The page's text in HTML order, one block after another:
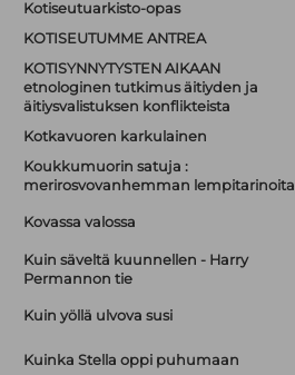
Kotiseutuarkisto-opas
KOTISEUTUMME ANTREA
KOTISYNNYTYSTEN AIKAAN
etnologinen tutkimus äitiyden ja
äitiysvalistuksen konflikteista
Kotkavuoren karkulainen
Koukkumuorin satuja :
merirosvovanhemman lempitarinoita
Kovassa valossa
Kuin säveltä kuunnellen - Harry
Permannon tie
Kuin yöllä ulvova susi
Kuinka Stella oppi puhumaan